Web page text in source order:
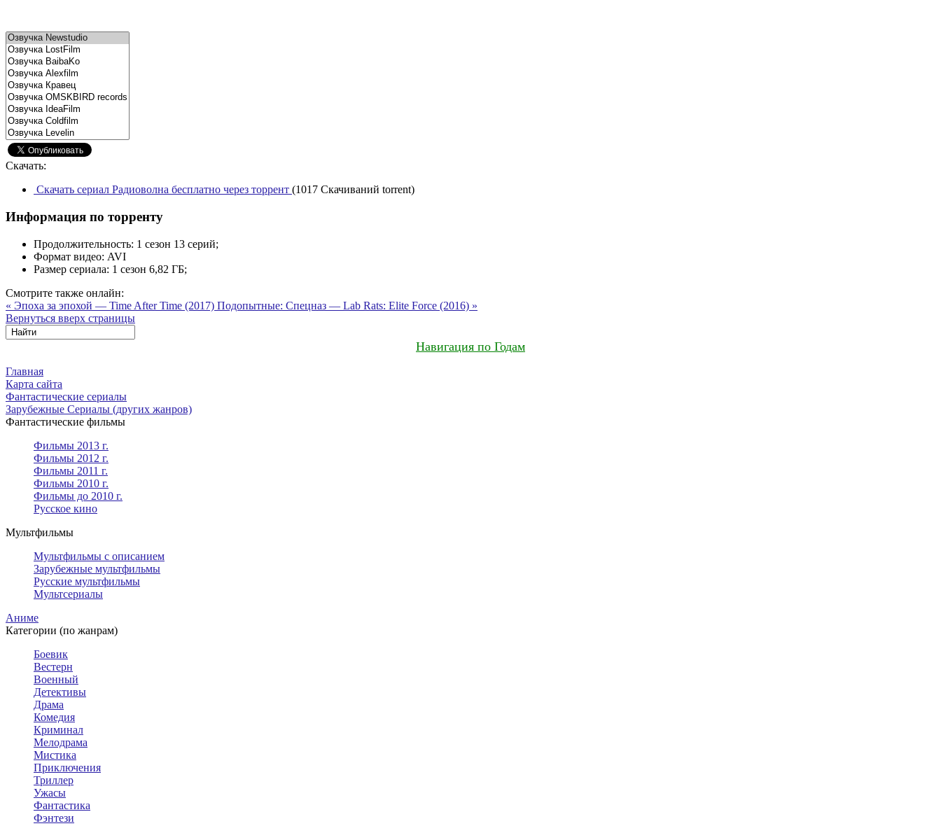
Скачать:
Скачать сериал Радиоволна бесплатно через торрент (1017 Скачиваний torrent)
Информация по торренту
Продолжительность: 1 сезон 13 серий;
Формат видео: AVI
Размер сериала: 1 сезон 6,82 ГБ;
Смотрите также онлайн:
« Эпоха за эпохой — Time After Time (2017) Подопытные: Спецназ — Lab Rats: Elite Force (2016) »
Вернуться вверх страницы
Навигация по Годам
Главная
Карта сайта
Фантастические сериалы
Зарубежные Сериалы (других жанров)
Фантастические фильмы
Фильмы 2013 г.
Фильмы 2012 г.
Фильмы 2011 г.
Фильмы 2010 г.
Фильмы до 2010 г.
Русское кино
Мультфильмы
Мультфильмы с описанием
Зарубежные мультфильмы
Русские мультфильмы
Мультсериалы
Аниме
Категории (по жанрам)
Боевик
Вестерн
Военный
Детективы
Драма
Комедия
Криминал
Мелодрама
Мистика
Приключения
Триллер
Ужасы
Фантастика
Фэнтези